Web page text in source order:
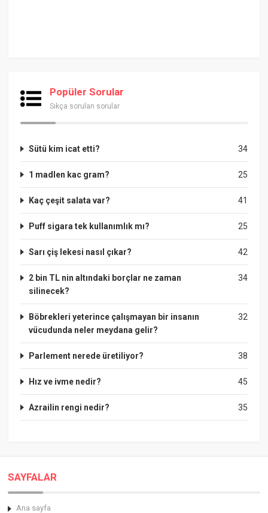
Popüler Sorular
Sıkça sorulan sorular
34
Sütü kim icat etti?
25
1 madlen kac gram?
41
Kaç çeşit salata var?
25
Puff sigara tek kullanımlık mı?
42
Sarı çiş lekesi nasıl çıkar?
34
2 bin TL nin altındaki borçlar ne zaman
silinecek?
32
Böbrekleri yeterince çalışmayan bir insanın
vücudunda neler meydana gelir?
38
Parlement nerede üretiliyor?
45
Hız ve ivme nedir?
35
Azrailin rengi nedir?
SAYFALAR
Ana sayfa